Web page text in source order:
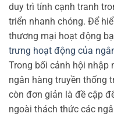
duy trì tính cạnh tranh
triển nhanh chóng. Để
thương mại hoạt động
trưng hoạt động của
Trong bối cảnh hội nhập
ngân hàng truyền thống
còn đơn giản là đề cập
ngoài thách thức các